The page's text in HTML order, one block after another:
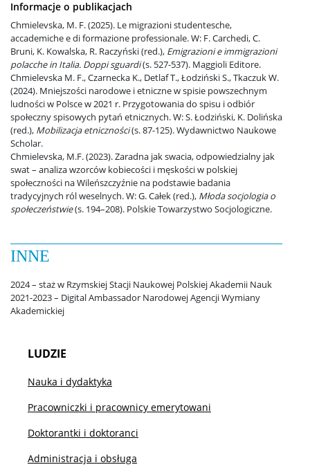
Obrony prac dyplomowych
Akademiki i stypendia
Konkursy na prace dyplomowe
Raport samooceny
Ważne dokumenty
Strefa studencka
Aktualności studenckie
Koła naukowe studentów
I stopień: socjologia
Informacje o publikacjach
Chmielevska, M. F. (2025). Le migrazioni studentesche,
accademiche e di formazione professionale. W: F. Carchedi, C.
Bruni, K. Kowalska, R. Raczyński (red.), Emigrazioni e immigrazioni
polacche in Italia. Doppi sguardi(s. 527-537). Maggioli Editore.
Chmielevska M. F., Czarnecka K., Detlaf T., Łodziński S., Tkaczuk W.
(2024). Mniejszości narodowe i etniczne w spisie powszechnym
ludności w Polsce w 2021 r. Przygotowania do spisu i odbiór
społeczny spisowych pytań etnicznych. W: S. Łodziński, K. Dolińska
(red.), Mobilizacja etniczności(s. 87-125). Wydawnictwo Naukowe
Scholar.
Chmielevska, M.F. (2023). Zaradna jak swacia, odpowiedzialny jak
swat – analiza wzorców kobiecości i męskości w polskiej
społeczności na Wileńszczyźnie na podstawie badania
tradycyjnych ról weselnych. W: G. Całek (red.), Młoda socjologia o
społeczeństwie(s. 194–208). Polskie Towarzystwo Socjologiczne.
INNE
2024 – staż w Rzymskiej Stacji Naukowej Polskiej Akademii Nauk
2021-2023 – Digital Ambassador Narodowej Agencji Wymiany
Akademickiej
LUDZIE
Nauka i dydaktyka
Pracowniczki i pracownicy emerytowani
Doktorantki i doktoranci
Administracja i obsługa